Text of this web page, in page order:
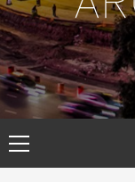
principal